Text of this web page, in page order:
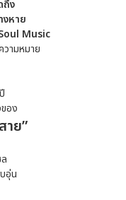
ถึง
งหาย
Music
ามหมาย
อง
าย”
อุ่น